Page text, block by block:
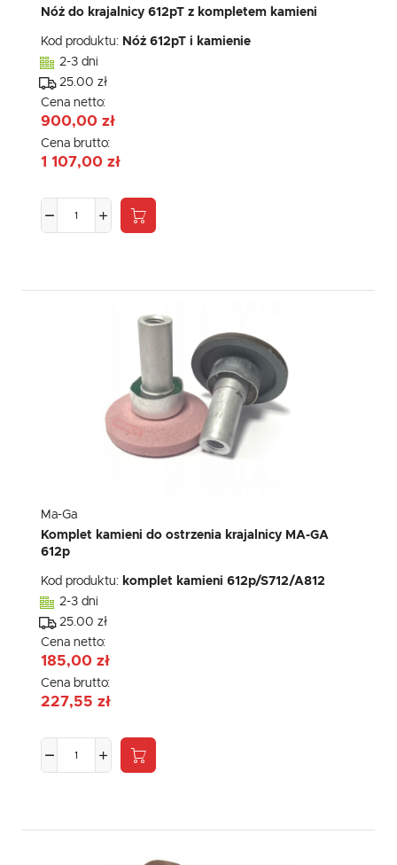
Nóż do krajalnicy 612pT z kompletem kamieni
Kod produktu: Nóż 612pT i kamienie
2-3 dni
25.00 zł
Cena netto:
900,00 zł
Cena brutto:
1 107,00 zł
Ma-Ga
Komplet kamieni do ostrzenia krajalnicy MA-GA
612p
Kod produktu: komplet kamieni 612p/S712/A812
2-3 dni
25.00 zł
Cena netto:
185,00 zł
Cena brutto:
227,55 zł